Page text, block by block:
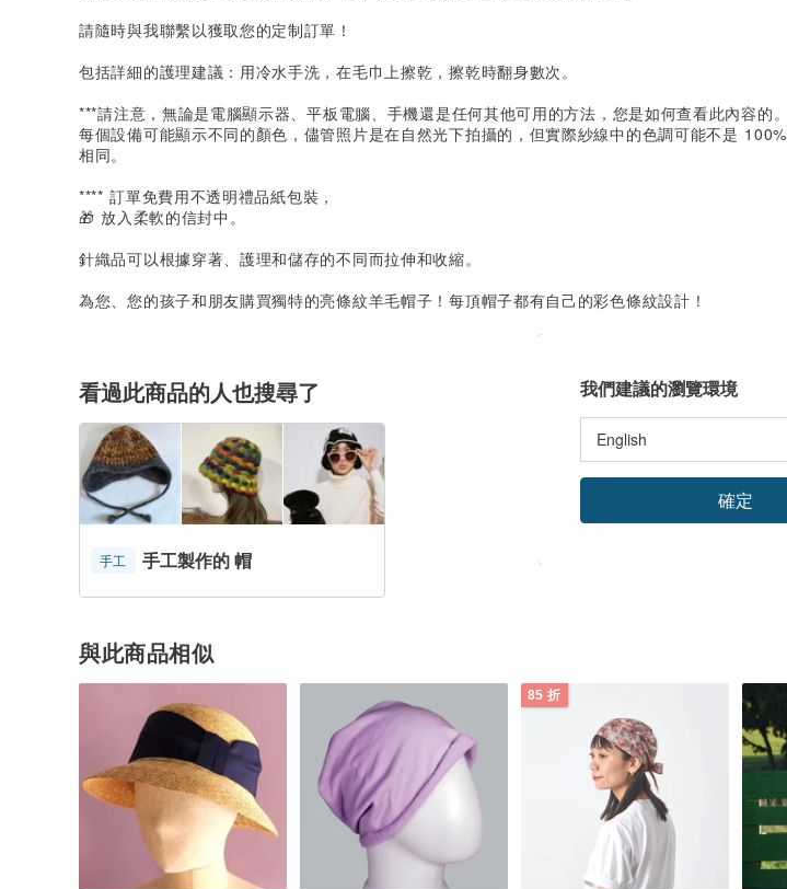
請隨時與我聯繫以獲取您的定制訂單！
包括詳細的護理建議：用冷水手洗，在毛巾上擦乾，擦乾時翻身數次。
***請注意，無論是電腦顯示器、平板電腦、手機還是任何其他可用的方法，您是如何查看此內容的。
每個設備可能顯示不同的顏色，儘管照片是在自然光下拍攝的，但實際紗線中的色調可能不是 100%
相同。
**** 訂單免費用不透明禮品紙包裝，
🎁 放入柔軟的信封中。
針織品可以根據穿著、護理和儲存的不同而拉伸和收縮。
為您、您的孩子和朋友購買獨特的亮條紋羊毛帽子！每頂帽子都有自己的彩色條紋設計！
看過此商品的人也搜尋了
手工 手工製作的 帽
與此商品相似
85 折
我們建議的瀏覽環境
確定